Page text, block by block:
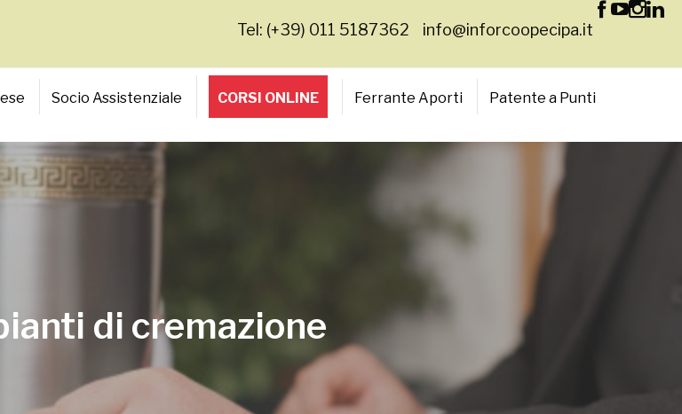
info@inforcoopecipa.it
Tel: (+39) 011 5187362
Socio Assistenziale CORSI ONLINE Ferrante Aporti Patente a Punti
di cremazione